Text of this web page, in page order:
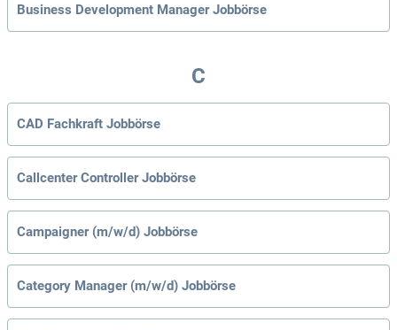
Business Development Manager Jobbörse
C
CAD Fachkraft Jobbörse
Callcenter Controller Jobbörse
Campaigner (m/w/d) Jobbörse
Category Manager (m/w/d) Jobbörse